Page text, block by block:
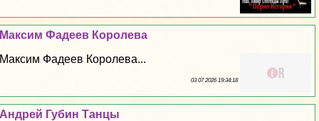
Максим Фадеев Королева
Максим Фадеев Королева...
03 07 2026 19:34:18
Андрей Губин Танцы